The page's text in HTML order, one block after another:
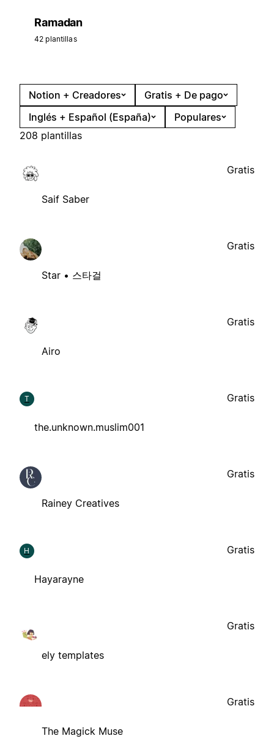
Ramadan
42 plantillas
Notion + Creadores
Gratis + De pago
Inglés + Español (España)
Populares
208 plantillas
Saif Saber
Gratis
Star • 스타걸
Gratis
Airo
Gratis
T
the.unknown.muslim001
Gratis
Rainey Creatives
Gratis
H
Hayarayne
Gratis
ely templates
Gratis
The Magick Muse
Gratis